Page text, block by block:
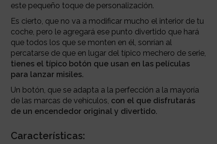
este pequeño toque de personalización.
Es cierto, que no va a modificar mucho el interior de tu
coche, pero le agregará ese punto divertido que hará
que todos los que se monten en él, sonrían al
percatarse de que en lugar del típico mechero de serie,
tienes el típico botón que usan en las películas
para lanzar misiles.
Un botón, que se adapta a la perfección a la mayoría
de las marcas de vehículos, con el que disfrutarás
de un encendedor original y divertido.
Características: